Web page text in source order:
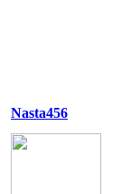
Nasta456